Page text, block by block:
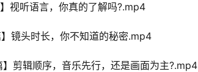
】视听语言，你真的了解吗?.mp4
镜头时长，你不知道的秘密.mp4
】剪辑顺序，音乐先行，还是画面为主?.mp4